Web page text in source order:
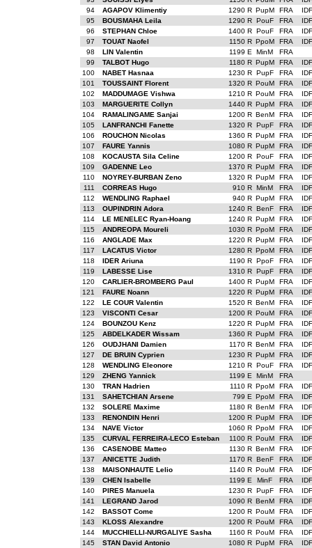
94
AGAPOV Klimentiy 1290 R PupM FRA
IDF
95
BOUSMAHA Leila 1290 R PouF FRA
IDF
96
STEPHAN Chloe 1400 R PouF FRA
IDF
97
TOUAT Naofel 1150 R PpoM FRA
IDF
98
LIN Valentin 1199 E MinM
FRA
99
TALBOT Hugo 1180 R PupM FRA
IDF
100
NABET Hasnaa 1230 R PupF FRA
IDF
101
TOUSSAINT Florent 1320 R PouM FRA
IDF
102
MADDUMAGE Vishwa 1210 R PouM FRA
IDF
103
MARGUERITE Collyn 1440 R PupM FRA
IDF
104
RAMALINGAME Sanjai 1200 R BenM FRA
IDF
105
LANFRANCHI Fanette 1320 R PupF FRA
IDF
106
ROUCHON Nicolas 1360 R PupM FRA
IDF
107
FAURE Yannis 1080 R PupM FRA
IDF
108
KOCAUSTA Sila Celine 1200 R PouF FRA
IDF
109
GADENNE Leo 1370 R PupM FRA
IDF
110
NOYREY-BURBAN Zeno 1320 R PupM FRA
IDF
111
CORREAS Hugo 910 R MinM FRA
IDF
112
WENDLING Raphael 940 R PupM FRA
IDF
113
OUPINDRIN Adora 1240 R BenF FRA
IDF
114
LE MENELEC Ryan-Hoang 1240 R PupM FRA
IDF
115
ANDREOPA Moureli 1030 R PpoM FRA
IDF
116
ANGLADE Max 1220 R PupM FRA
IDF
117
LACATUS Victor 1280 R PpoM FRA
IDF
118
IDER Ariuna 1190 R PpoF FRA
IDF
119
LABESSE Lise 1310 R PupF FRA
IDF
120
CARLIER-BROMBERG Paul 1400 R PupM FRA
IDF
121
FAURE Noann 1220 R PupM FRA
IDF
122
LE COUR Valentin 1520 R BenM FRA
IDF
123
VISCONTI Cesar 1200 R PouM FRA
IDF
124
BOUNZOU Kenz 1220 R PupM FRA
IDF
125
ABDELKADER Wissam 1360 R PupM FRA
IDF
126
OUDJHANI Damien 1170 R BenM FRA
IDF
127
DE BRUIN Cyprien 1230 R PupM FRA
IDF
128
WENDLING Eleonore 1210 R PouF FRA
IDF
129
ZHENG Yannick 1199 E MinM
FRA
130
TRAN Hadrien 1110 R PpoM FRA
IDF
131
SAHETCHIAN Arsene 799 E PpoM FRA
IDF
132
SOLERE Maxime 1180 R BenM FRA
IDF
133
RENONDIN Henri 1200 R PupM FRA
IDF
134
NAVE Victor 1060 R PpoM FRA
IDF
135
CURVAL FERREIRA-LECO Esteban 1100 R PouM FRA
IDF
136
CASENOBE Matteo 1130 R BenM FRA
IDF
137
ANICETTE Judith 1170 R BenF FRA
IDF
138
MAISONHAUTE Lelio 1140 R PouM FRA
IDF
139
CHEN Isabelle 1199 E MinF FRA
IDF
140
PIRES Manuela 1230 R PupF FRA
IDF
141
LEGRAND Jarod 1090 R BenM FRA
IDF
142
BASSOT Come 1200 R PouM FRA
IDF
143
KLOSS Alexandre 1200 R PouM FRA
IDF
144
MUCCHIELLI-NURGALIYE Sasha 1160 R PouM FRA
IDF
145
STAN David Antonio 1080 R PupM FRA IDF